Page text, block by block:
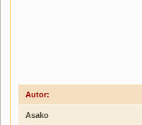
Autor:
Asako